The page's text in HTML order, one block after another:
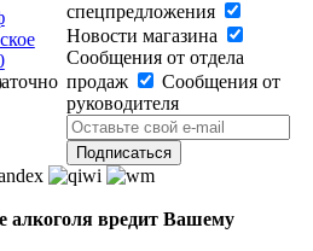
спецпредложения
Новости магазина
Сообщения от отдела
продаж
Сообщения от
руководителя
алкоголя вредит Вашему